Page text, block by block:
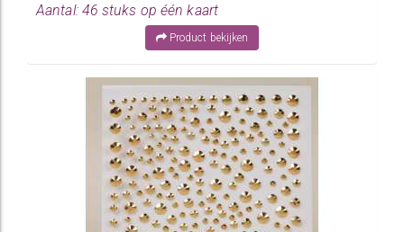
Aantal: 46 stuks op één kaart
Product bekijken